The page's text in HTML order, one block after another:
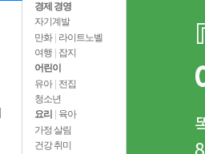
경제 경영
자기계발
만화 | 라이트노벨
여행
잡지
어린이
유아 | 전집
청소년
요리
육아
가정 살림
건강 취미